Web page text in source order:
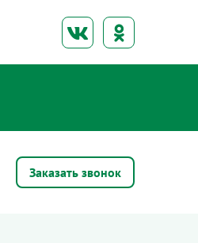
Заказать звонок